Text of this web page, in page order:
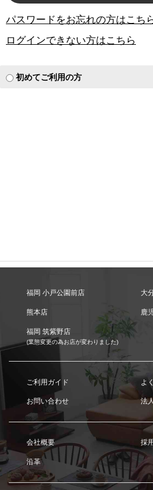
パスワードをお忘れの方はこち
ログインできない方はこちら
初めてご利用の方
福岡 小戸公園前店 大
熊本店 鹿
福岡 筑紫野店
(業態変更の為お店が変わりました)
ご利用ガイド よ
お問い合わせ 法
会社概要 採
沿革